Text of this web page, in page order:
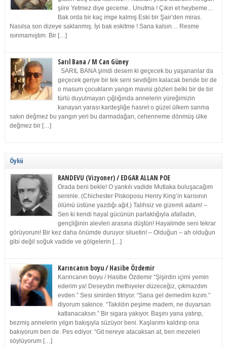
şiire Yetmez diye geceme.. Unutma ! Çıkın et heybeme…
Bak orda bir kaç imge kalmış Eski bir Şair’den miras.
Nasılsa son dizeye saklanmış. İyi bak eskitme ! Sana kalsın… Resme
ısınmamıştım. Bir […]
Sarıl Bana / M Can Güney
SARIL BANA şimdi desem ki geçecek bu yaşananlar da
geçecek geriye bir tek seni sevdiğim kalacak bende bir de
o masum çocukların yangın mavisi gözleri belki bir de bir
türlü duyulmayan çığlığında annelerin yüreğimizin
kanayan yarası kardeşliğe hasret o güzel ülkem sanma
sakın değmez bu yangın yeri bu darmadağan, cehenneme dönmüş ülke
değmez bir […]
Öykü
RANDEVU (Vizyoner) / EDGAR ALLAN POE
Orada beni bekle! O yankılı vadide Mutlaka buluşacağım
seninle. (Chichester Piskoposu Henry King’in karısının
ölümü üstüne yazdığı ağıt.) Talihsiz ve gizemli adam! –
Sen ki kendi hayal gücünün parlaklığıyla afalladın,
gençliğinin alevleri arasına düştün! Hayalimde seni tekrar
görüyorum! Bir kez daha önümde duruyor siluetin! – Olduğun – ah olduğun
gibi değil soğuk vadide ve gölgelerin […]
Karıncanın boyu / Hasibe Özdemir
Karıncanın boyu / Hasibe Özdemir “Şişirdin içimi yemin
ederim ya! Deseydin methiyeler düzeceğiz, çıkmazdım
evden.” Sesi sinirden titriyor. “Sana gel demedim kızım.”
diyorum sakince. “Takıldın peşime madem, ne duyarsan
katlanacaksın.” Bir sigara yakıyor. Başını yana yatırıp,
bezmiş annelerin yılgın bakışıyla süzüyor beni. Kaşlarımı kaldırıp ona
bakıyorum ben de. Pes ediyor. “Git nereye atacaksan at, ben mezeleri
söylüyorum […]